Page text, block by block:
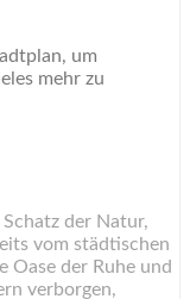
um
mehr zu
der Natur,
vom städtischen
Oase der Ruhe und
verborgen,